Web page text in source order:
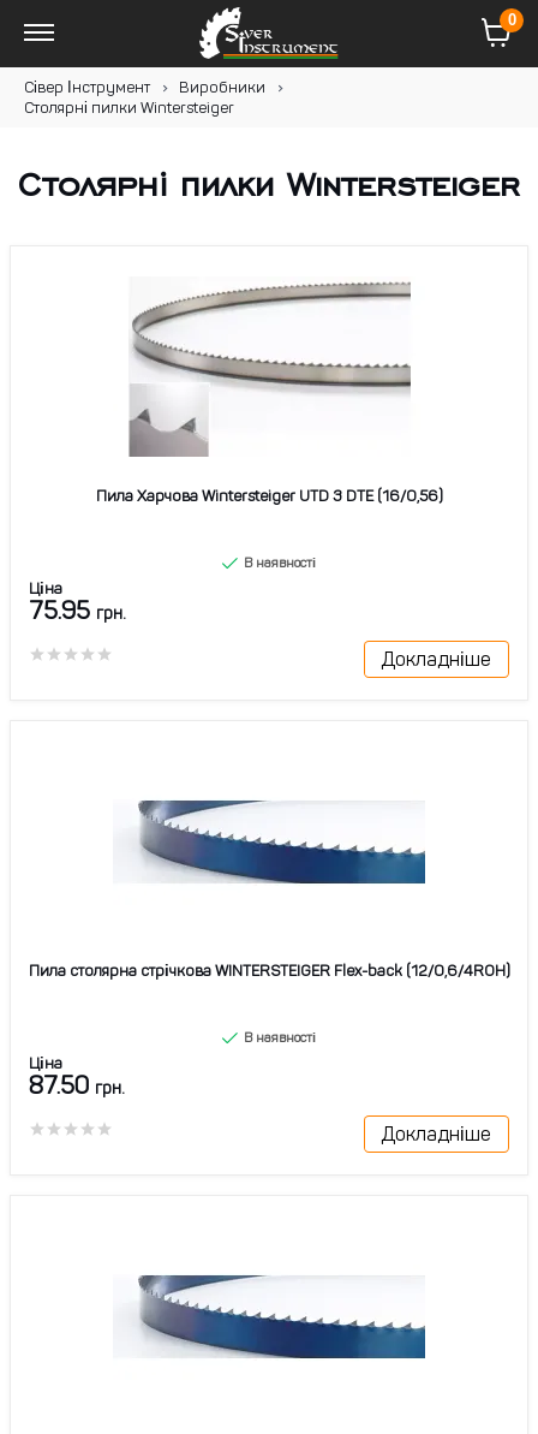
0
Сівер Інструмент
Виробники
Столярні пилки Wintersteiger
Столярні пилки Wintersteiger
Пила Харчова Wintersteiger UTD 3 DTE (16/0,56)
В наявності
Ціна
75.95 грн.
Докладніше
Пила столярна стрічкова WINTERSTEIGER Flex-back (12/0,6/4ROH)
В наявності
Ціна
87.50 грн.
Докладніше